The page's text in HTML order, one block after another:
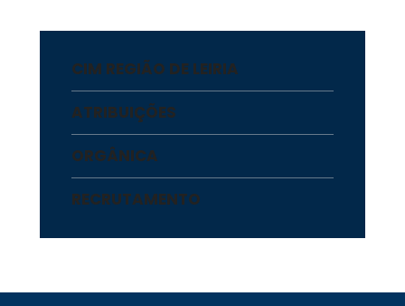
CIM REGIÃO DE LEIRIA
ATRIBUIÇÕES
ORGÂNICA
RECRUTAMENTO